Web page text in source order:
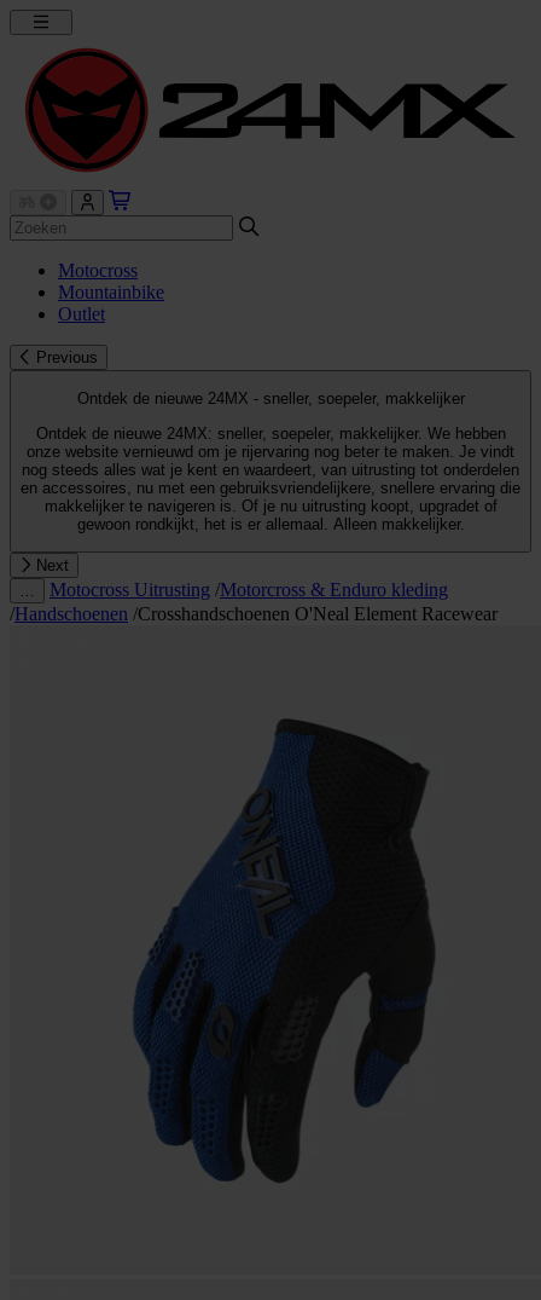
Motocross
Mountainbike
Outlet
Previous
Ontdek de nieuwe 24MX - sneller, soepeler, makkelijker
Ontdek de nieuwe 24MX: sneller, soepeler, makkelijker. We hebben
onze website vernieuwd om je rijervaring nog beter te maken. Je vindt
nog steeds alles wat je kent en waardeert, van uitrusting tot onderdelen
en accessoires, nu met een gebruiksvriendelijkere, snellere ervaring die
makkelijker te navigeren is. Of je nu uitrusting koopt, upgradet of
gewoon rondkijkt, het is er allemaal. Alleen makkelijker.
Next
Motocross Uitrusting /Motorcross & Enduro kleding
/Handschoenen /Crosshandschoenen O'Neal Element Racewear